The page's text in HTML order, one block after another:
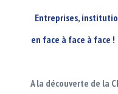
Entreprises,
en face à face à face !
A la découverte de la